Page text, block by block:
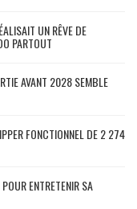
UN RÊVE DE
PARTOUT
AVANT 2028 SEMBLE
FONCTIONNEL DE 2 274
ENTRETENIR SA